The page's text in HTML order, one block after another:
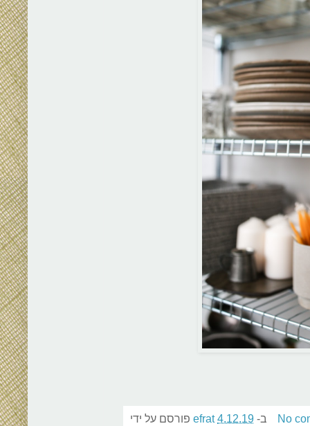
efrat ב- 4.12.19 No